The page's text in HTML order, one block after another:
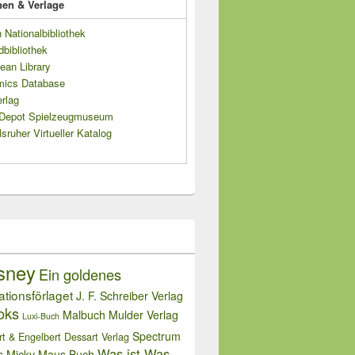
& Verlage
Nationalbibliothek
Library
Database
Spielzeugmuseum
Virtueller Katalog
Ein goldenes
J. F. Schreiber Verlag
Luxi-Buch Malbuch Mulder Verlag
& Engelbert Dessart Verlag Spectrum